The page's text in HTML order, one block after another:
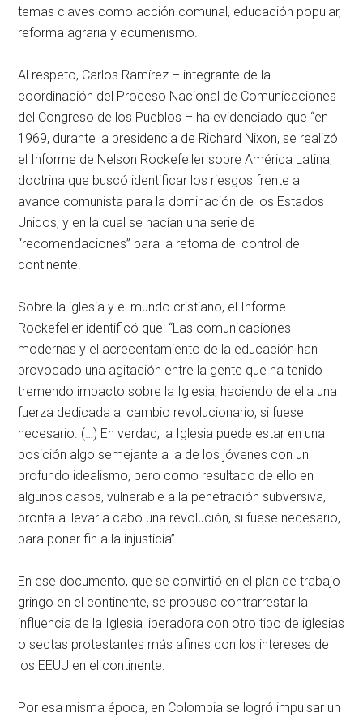
temas claves como acción comunal, educación popular,
reforma agraria y ecumenismo.
Al respeto, Carlos Ramírez – integrante de la
coordinación del Proceso Nacional de Comunicaciones
del Congreso de los Pueblos – ha evidenciado que “en
1969, durante la presidencia de Richard Nixon, se realizó
el Informe de Nelson Rockefeller sobre América Latina,
doctrina que buscó identificar los riesgos frente al
avance comunista para la dominación de los Estados
Unidos, y en la cual se hacían una serie de
“recomendaciones” para la retoma del control del
continente.
Sobre la iglesia y el mundo cristiano, el Informe
Rockefeller identificó que: “Las comunicaciones
modernas y el acrecentamiento de la educación han
provocado una agitación entre la gente que ha tenido
tremendo impacto sobre la Iglesia, haciendo de ella una
fuerza dedicada al cambio revolucionario, si fuese
necesario. (…) En verdad, la Iglesia puede estar en una
posición algo semejante a la de los jóvenes con un
profundo idealismo, pero como resultado de ello en
algunos casos, vulnerable a la penetración subversiva,
pronta a llevar a cabo una revolución, si fuese necesario,
para poner fin a la injusticia”.
En ese documento, que se convirtió en el plan de trabajo
gringo en el continente, se propuso contrarrestar la
influencia de la Iglesia liberadora con otro tipo de iglesias
o sectas protestantes más afines con los intereses de
los EEUU en el continente.
Por esa misma época, en Colombia se logró impulsar un